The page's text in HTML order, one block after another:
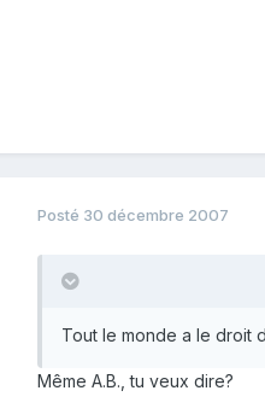
Posté 30 décembre 2007
Tout le monde a le droit
Même A.B., tu veux dire?